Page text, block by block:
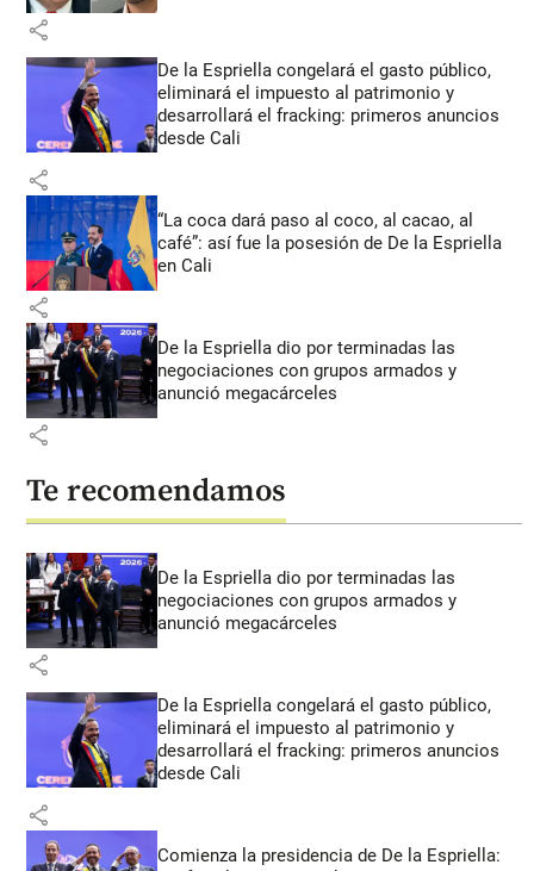
share
De la Espriella congelará el gasto público,
eliminará el impuesto al patrimonio y
desarrollará el fracking: primeros anuncios
desde Cali
share
“La coca dará paso al coco, al cacao, al
café”: así fue la posesión de De la Espriella
en Cali
share
De la Espriella dio por terminadas las
negociaciones con grupos armados y
anunció megacárceles
share
Te recomendamos
De la Espriella dio por terminadas las
negociaciones con grupos armados y
anunció megacárceles
share
De la Espriella congelará el gasto público,
eliminará el impuesto al patrimonio y
desarrollará el fracking: primeros anuncios
desde Cali
share
Comienza la presidencia de De la Espriella: